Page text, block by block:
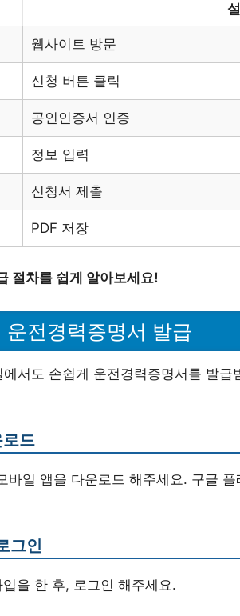
웹사이트 방문
신청 버튼 클릭
공인인증서 인증
정보 입력
신청서 제출
PDF 저장
절차를 쉽게 알아보세요!
운전경력증명서 발급
서도 손쉽게 운전경력증명서를 발
로드
바일 앱을 다운로드 해주세요. 구글
그인
을 한 후, 로그인 해주세요.